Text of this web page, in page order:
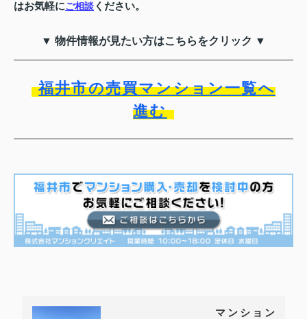
はお気軽にご相談 ください。
▼ 物件情報が見たい方はこちらをクリック ▼
福井市の売買マンション一覧へ
進む
マンション